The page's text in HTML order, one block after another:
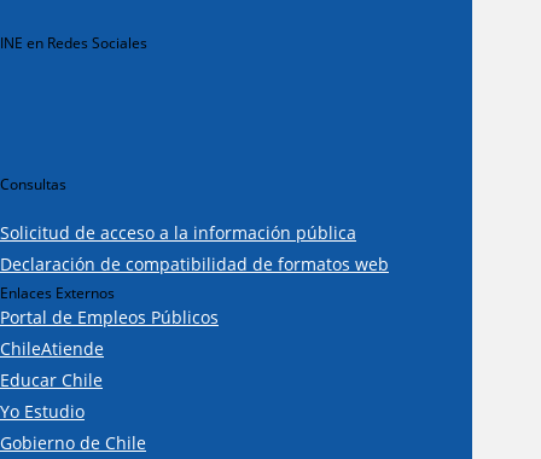
INE en Redes Sociales
Consultas
Solicitud de acceso a la información pública
Declaración de compatibilidad de formatos web
Enlaces Externos
Portal de Empleos Públicos
ChileAtiende
Educar Chile
Yo Estudio
Gobierno de Chile